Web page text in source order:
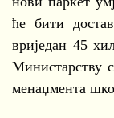
ће бити
вриједан 45
Министарству
менаџмента